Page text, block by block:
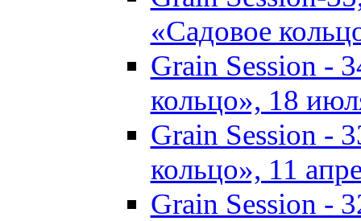
«Садовое
Grain Session -
кольцо», 18
Grain Session -
кольцо», 11
Grain Session -